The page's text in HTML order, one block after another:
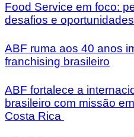
Food Service em foco:
desafios e
ABF ruma aos 40 anos
franchising brasileiro
ABF fortalece a
brasileiro com missão
Costa Rica